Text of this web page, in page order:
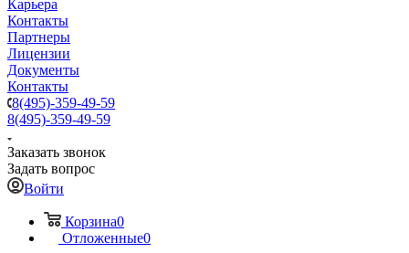
Карьера
Контакты
Партнеры
Лицензии
Документы
Контакты
8(495)-359-49-59
8(495)-359-49-59
Заказать звонок
Задать вопрос
Войти
Корзина0
Отложенные0